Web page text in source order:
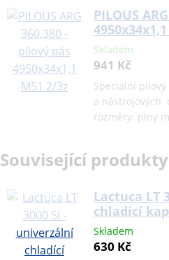
PILOUS
Skladem
941 Kč
Speciální
a nástrojových
rozměry: plný
Související
Lactuca LT
chladící
Skladem
630 Kč